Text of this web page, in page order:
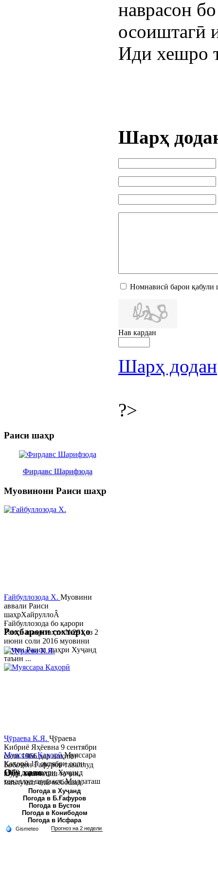
наврасон
осоиштагӣ
Иди хешро
Шарҳ
Номнависӣ барои қабули
Нав кардан
Шарҳ додан
?>
Раиси шаҳр
Фирдавс Шарифзода
Муовинони Раиси шаҳр
Ғайбуллозода Х. Муовини
аввали Раиси
шаҳрХайруллоÂ
Ғайбуллозода бо қарори
Раиси шаҳр таҳти №281 аз 2
июни соли 2016 муовини
якуми Раиси шаҳри Хуҷанд
таъин ...
Муяссара ҚаҳорӣМуяссара
Қаҳорӣ 15 октябри соли
1979 дар шаҳри Хуҷанд
таваллуд шудааст. Миллаташ
тоҷик. Маълумот олӣ. Соли
2002 Донишгоҳи давлатии
Хуҷанд ба...
Роҳбарони сохторҳо
Ҷӯраева К.Я. Ҷӯраева
Кибриё Яҳёевна 9 сентябри
соли 1966 дар ноҳияи
Бобоҷон Ғафуров таваллуд
шуда, миллаташ тоҷик,
маълумот олӣ мебошад.
Соли 1997 Донишг...
Обу хаво
Погода в Хуҷанд
Погода в Б.Ғафуров
Погода в Бустон
Погода в Конибодом
Погода в Исфара